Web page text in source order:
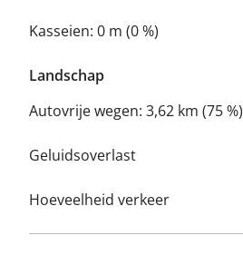
Kasseien: 0 m (0 %)
Landschap
Autovrije wegen: 3,62 km (75 %)
Geluidsoverlast
Hoeveelheid verkeer